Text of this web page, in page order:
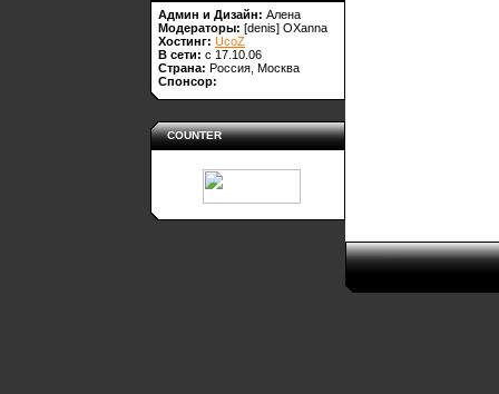
Админ и Дизайн: Алена
Модераторы: [denis] OXanna
Хостинг: UcoZ
В сети: с 17.10.06
Страна: Россия, Москва
Спонсор:
COUNTER